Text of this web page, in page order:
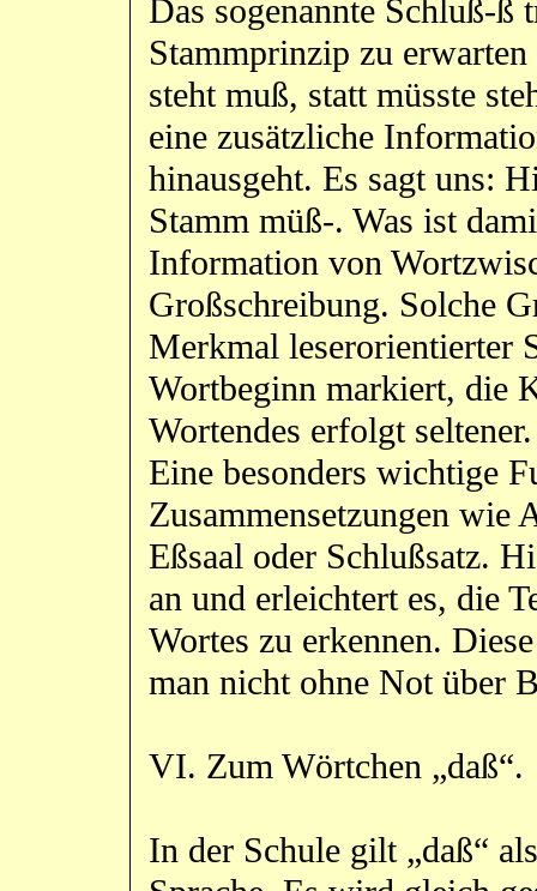
Das sogenannte Schluß-
Stammprinzip zu
steht muß, statt müsste
eine zusätzliche
hinausgeht. Es sagt uns:
Stamm müß-. Was ist
Information von
Großschreibung. Solche
Merkmal leserorientierter
Wortbeginn markiert, die
Wortendes erfolgt
Eine besonders wichtige
Zusammensetzungen wie
Eßsaal oder Schlußsatz.
an und erleichtert es, die
Wortes zu erkennen.
man nicht ohne Not über
VI. Zum Wörtchen „daß“.
In der Schule gilt „daß“